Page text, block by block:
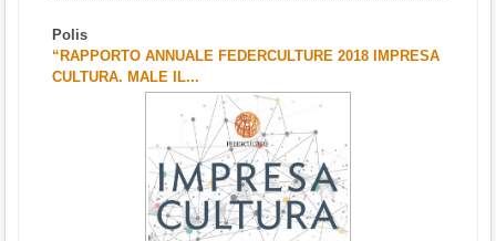
Polis
“RAPPORTO ANNUALE FEDERCULTURE 2018 IMPRESA
CULTURA. MALE IL...